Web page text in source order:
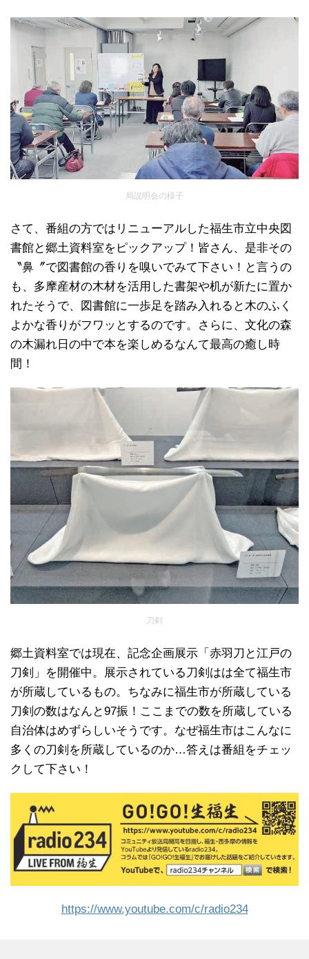
局説明会の様子
さて、番組の方ではリニューアルした福生市立中央図
書館と郷土資料室をピックアップ！皆さん、是非その
〝鼻〞で図書館の香りを嗅いでみて下さい！と言うの
も、多摩産材の木材を活用した書架や机が新たに置か
れたそうで、図書館に一歩足を踏み入れると木のふく
よかな香りがフワッとするのです。さらに、文化の森
の木漏れ日の中で本を楽しめるなんて最高の癒し時
間！
刀剣
郷土資料室では現在、記念企画展示「赤羽刀と江戸の
刀剣」を開催中。展示されている刀剣はは全て福生市
が所蔵しているもの。ちなみに福生市が所蔵している
刀剣の数はなんと97振！ここまでの数を所蔵している
自治体はめずらしいそうです。なぜ福生市はこんなに
多くの刀剣を所蔵しているのか…答えは番組をチェッ
クして下さい！
https://www.youtube.com/c/radio234